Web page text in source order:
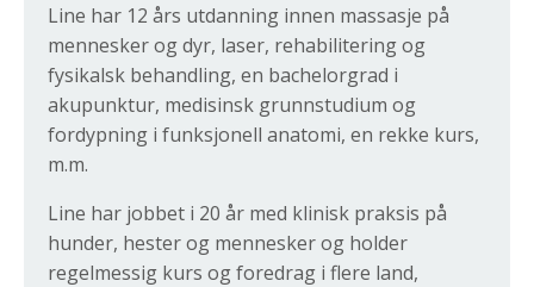
Line har 12 års utdanning innen massasje på
mennesker og dyr, laser, rehabilitering og
fysikalsk behandling, en bachelorgrad i
akupunktur, medisinsk grunnstudium og
fordypning i funksjonell anatomi, en rekke kurs,
m.m.
Line har jobbet i 20 år med klinisk praksis på
hunder, hester og mennesker og holder
regelmessig kurs og foredrag i flere land,